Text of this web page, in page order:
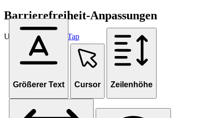
Barrierefreiheit-Anpassungen
Unterstützt von OneTap
Größerer Text Cursor Zeilenhöhe